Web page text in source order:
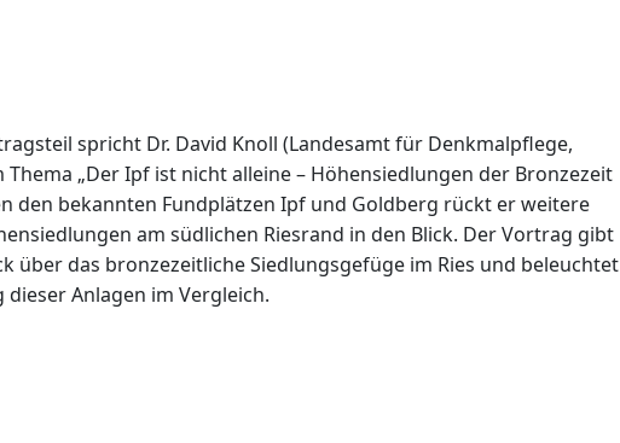
spricht Dr. David Knoll (Landesamt für Denkmalpflege,
„Der Ipf ist nicht alleine – Höhensiedlungen der Bronzezeit
den bekannten Fundplätzen Ipf und Goldberg rückt er weitere
am südlichen Riesrand in den Blick. Der Vortrag gibt
über das bronzezeitliche Siedlungsgefüge im Ries und beleuchtet
dieser Anlagen im Vergleich.